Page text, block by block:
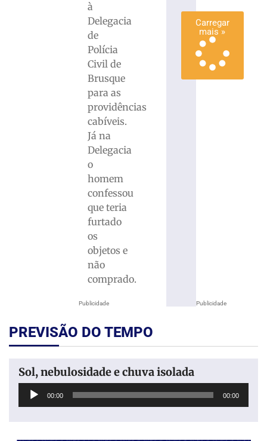
Publicidade
à
Delegacia
de
Polícia
Civil de
Brusque
para as
providências
cabíveis.
Já na
Delegacia
o
homem
confessou
que teria
furtado
os
objetos e
não
comprado.
Carregar
mais »
Publicidade
PREVISÃO DO TEMPO
Sol, nebulosidade e chuva isolada
Tocador
00:00 00:00